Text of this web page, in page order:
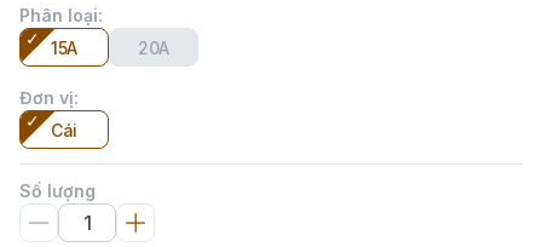
Phân loại:
15A
20A
Đơn vị:
Cái
Số lượng